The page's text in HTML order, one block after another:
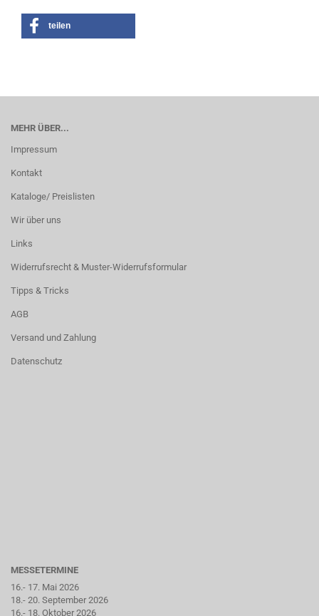
teilen
MEHR ÜBER...
Impressum
Kontakt
Kataloge/ Preislisten
Wir über uns
Links
Widerrufsrecht & Muster-Widerrufsformular
Tipps & Tricks
AGB
Versand und Zahlung
Datenschutz
MESSETERMINE
16.- 17. Mai 2026
18.- 20. September 2026
16.- 18. Oktober 2026